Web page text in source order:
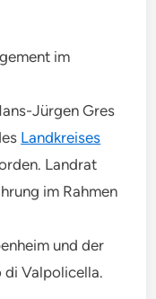
im
Jürgen Gres
Landkreises
Landrat
im Rahmen
und der
di Valpolicella.